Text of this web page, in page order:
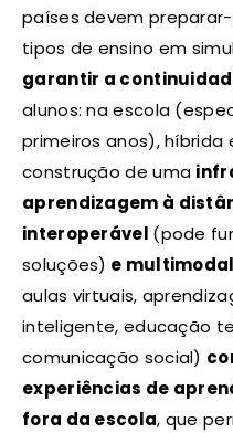
países devem
tipos de ensino em
garantir a
alunos: na escola
primeiros anos), híbrida
construção de uma
aprendizagem à
interoperável (pode
soluções) e multimodal
aulas virtuais,
inteligente, educação
comunicação social)
experiências de
fora da escola, que